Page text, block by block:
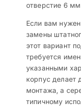
отверстие 6
Если вам
замены
этот вариант
требуется
указанными
корпус делает
монтажа, а
типичному